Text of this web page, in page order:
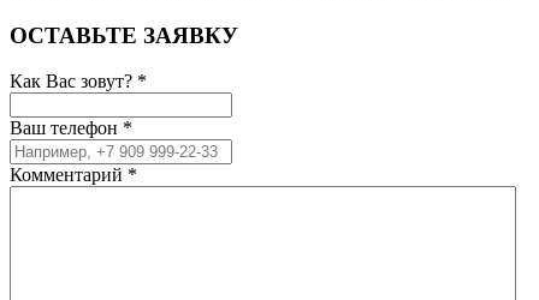
ОСТАВЬТЕ ЗАЯВКУ
Как Вас зовут? *
Ваш телефон *
Комментарий *